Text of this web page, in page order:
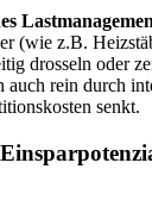
(wie z.B.
drosseln oder
auch rein durch
senkt.